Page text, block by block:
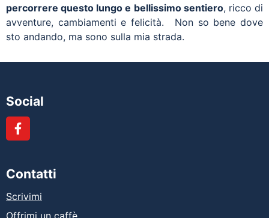
percorrere questo lungo e bellissimo sentiero, ricco di
avventure, cambiamenti e felicità. Non so bene dove
sto andando, ma sono sulla mia strada.
Social
Contatti
Scrivimi
Offrimi un caffè